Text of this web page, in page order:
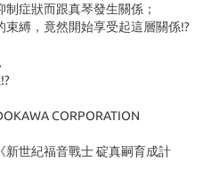
症狀而跟真琴發生關係；
縛，竟然開始享受起這層關係!?
CORPORATION
新世紀福音戰士 碇真嗣育成計